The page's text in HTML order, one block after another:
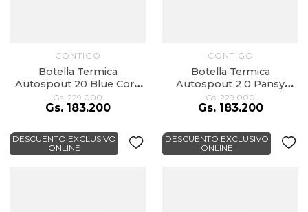
CONTIGO
Botella Termica
Autospout 20 Blue Corn
709Ml
Gs. 229.000
Gs. 183.200
CONTIGO
Botella Termica
Autospout 2 0 Pansy
709Ml
Gs. 229.000
Gs. 183.200
DESCUENTO EXCLUSIVO
ONLINE
DESCUENTO EXCLUSIVO
ONLINE